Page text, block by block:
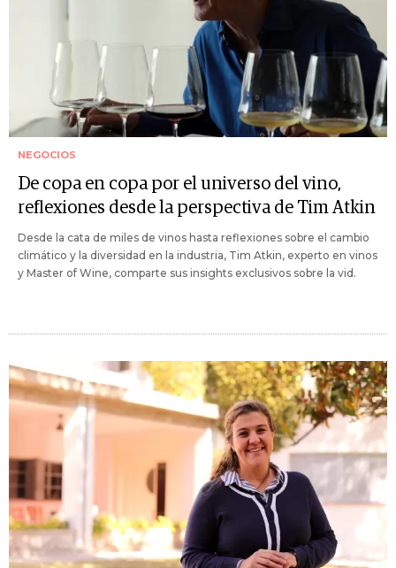
NEGOCIOS
De copa en copa por el universo del vino,
reflexiones desde la perspectiva de Tim Atkin
Desde la cata de miles de vinos hasta reflexiones sobre el cambio
climático y la diversidad en la industria, Tim Atkin, experto en vinos
y Master of Wine, comparte sus insights exclusivos sobre la vid.